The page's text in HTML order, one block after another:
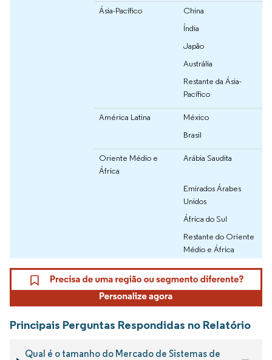
Ásia-Pacífico
China
Índia
Japão
Austrália
Restante da Ásia-
Pacífico
América Latina
México
Brasil
Oriente Médio e
África
Arábia Saudita
Emirados Árabes
Unidos
África do Sul
Restante do Oriente
Médio e África
Principais Perguntas Respondidas no Relatório
Qual é o tamanho do Mercado de Sistemas de